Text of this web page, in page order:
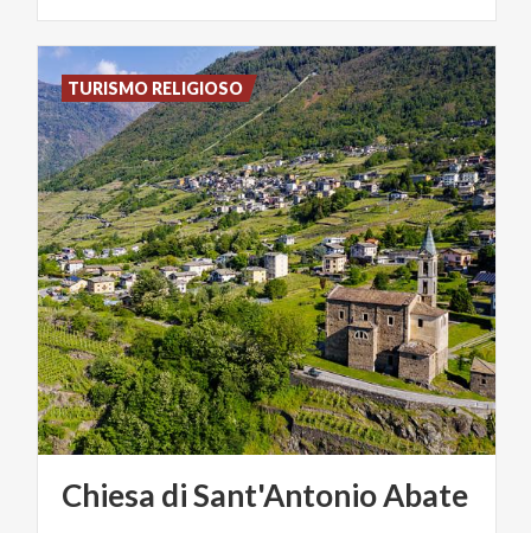
Chiesa diSant'AntonioAbate
TURISMO RELIGIOSO